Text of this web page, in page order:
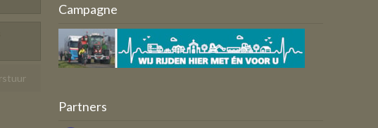
Ondernemersfonds Schagen
Aangeleverd door: Werkgroep
Ondernemersfonds Schagen 2.0
Campagne
Partners